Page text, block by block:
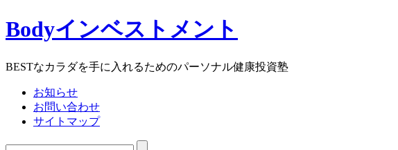
Bodyインベストメント
BESTなカラダを手に入れるためのパーソナル健康投資塾
お知らせ
お問い合わせ
サイトマップ